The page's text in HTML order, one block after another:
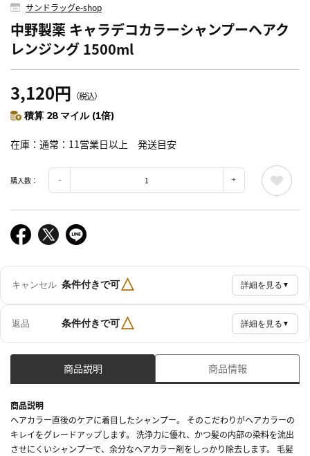
サンドラッグe-shop
中野製薬 キャラデコカラーシャンプーヘアク
レンジング 1500ml
3,120円 （税込）
積算 28 マイル (1倍)
在庫 通常：11営業日以上 発送目安
購入数：
キャンセル 条件付きで可△ 詳細を見る ▼
返品 条件付きで可△ 詳細を見る ▼
商品説明 商品情報
商品説明
ヘアカラー直後のケアに着目したシャンプー。 そのこだわりがヘアカラーの
キレイをグレードアップします。 洗浄力に優れ、かつ髪の内部の染料を流出
させにくいシャンプーで、余分なヘアカラー剤をしっかり除去します。 毛髪